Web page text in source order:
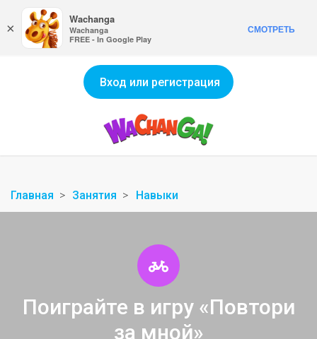
Вход или регистрация
Главная Занятия Навыки
Поиграйте в игру «Повтори
за мной»
×
Wachanga
Wachanga
FREE - In Google Play
СМОТРЕТЬ